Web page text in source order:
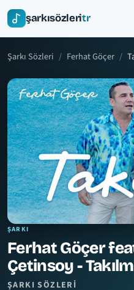
şarkısözleritr
Şarkı Sözleri Ferhat Göçer
ŞARKI
Ferhat Göçer
Çetinsoy -
ŞARKI SÖZLERI